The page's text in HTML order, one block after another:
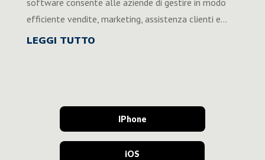
efficiente vendite, marketing, assistenza clienti e...
LEGGI TUTTO
IPhone
iOS